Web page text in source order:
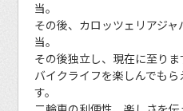
当。
その後、カロッツェリアジ
当。
その後独立し、現在に至りま
バイクライフを楽しんでも
す。